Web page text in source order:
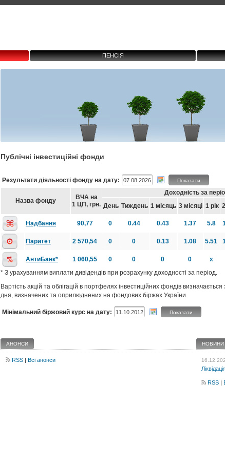
ПЕНСІЯ
Публічні інвестиційні фонди
Результати діяльності фонду на дату: Показати
Назва фонду
ВЧА на
1 ЦП, грн.
Доходність за
День Тиждень 1 місяць 3 місяці 1 рік
Надбання
90,77 0 0.44 0.43 1.37 5.8
Паритет
2 570,54 0 0 0.13 1.08 5.51
АнтиБанк*
1 060,55 0 0 0 0 x
* З урахуванням виплати дивідендів при розрахунку доходності за період.
Вартість акцій та облігацій в портфелях інвестиційних фондів
дня, визначених та оприлюднених на фондових біржах України.
Мінімальний біржовий курс на дату: Показати
АНОНСИ
RSS | Всі анонси
НОВИНИ
RSS |